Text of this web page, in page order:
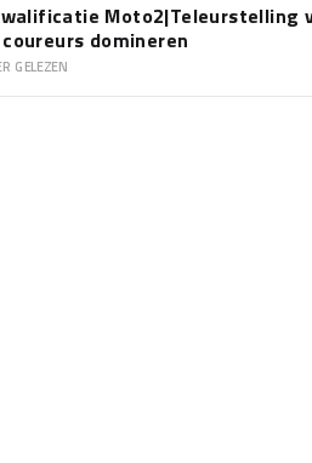
Moto2|Teleurstelling
domineren
GELEZEN